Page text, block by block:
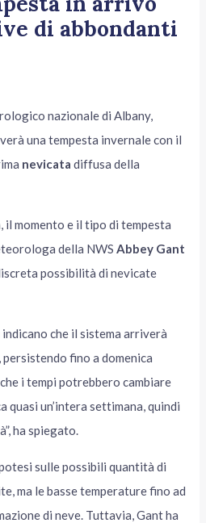
di abbondanti
nazionale di Albany,
una tempesta invernale con il
nevicatadiffusa della
il momento e il tipo di tempesta
della NWSAbbey Gant
possibilità di nevicate
che il sistema arriverà
fino a domenica
i tempi potrebbero cambiare
quasi un’intera settimana, quindi
ha spiegato.
sulle possibili quantità di
ma le basse temperature fino ad
di neve. Tuttavia, Gant ha